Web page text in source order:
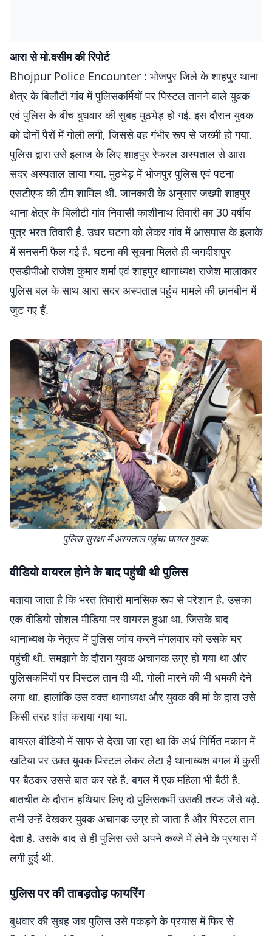
आरा से मो.वसीम की रिपोर्ट
Bhojpur Police Encounter : भोजपुर जिले के शाहपुर थाना
क्षेत्र के बिलौटी गांव में पुलिसकर्मियों पर पिस्टल तानने वाले युवक
एवं पुलिस के बीच बुधवार की सुबह मुठभेड़ हो गई. इस दौरान युवक
को दोनों पैरों में गोली लगी, जिससे वह गंभीर रूप से जख्मी हो गया.
पुलिस द्वारा उसे इलाज के लिए शाहपुर रेफरल अस्पताल से आरा
सदर अस्पताल लाया गया. मुठभेड़ में भोजपुर पुलिस एवं पटना
एसटीएफ की टीम शामिल थी. जानकारी के अनुसार जख्मी शाहपुर
थाना क्षेत्र के बिलौटी गांव निवासी काशीनाथ तिवारी का 30 वर्षीय
पुत्र भरत तिवारी है. उधर घटना को लेकर गांव में आसपास के इलाके
में सनसनी फैल गई है. घटना की सूचना मिलते ही जगदीशपुर
एसडीपीओ राजेश कुमार शर्मा एवं शाहपुर थानाध्यक्ष राजेश मालाकार
पुलिस बल के साथ आरा सदर अस्पताल पहुंच मामले की छानबीन में
जुट गए हैं.
पुलिस सुरक्षा में अस्पताल पहुंचा घायल युवक.
वीडियो वायरल होने के बाद पहुंची थी पुलिस
बताया जाता है कि भरत तिवारी मानसिक रूप से परेशान है. उसका
एक वीडियो सोशल मीडिया पर वायरल हुआ था. जिसके बाद
थानाध्यक्ष के नेतृत्व में पुलिस जांच करने मंगलवार को उसके घर
पहुंची थी. समझाने के दौरान युवक अचानक उग्र हो गया था और
पुलिसकर्मियों पर पिस्टल तान दी थी. गोली मारने की भी धमकी देने
लगा था. हालांकि उस वक्त थानाध्यक्ष और युवक की मां के द्वारा उसे
किसी तरह शांत कराया गया था.
वायरल वीडियो में साफ से देखा जा रहा था कि अर्ध निर्मित मकान में
खटिया पर उक्त युवक पिस्टल लेकर लेटा है थानाध्यक्ष बगल में कुर्सी
पर बैठकर उससे बात कर रहे है. बगल में एक महिला भी बैठी है.
बातचीत के दौरान हथियार लिए दो पुलिसकर्मी उसकी तरफ जैसे बढ़े.
तभी उन्हें देखकर युवक अचानक उग्र हो जाता है और पिस्टल तान
देता है. उसके बाद से ही पुलिस उसे अपने कब्जे में लेने के प्रयास में
लगी हुई थी.
पुलिस पर की ताबड़तोड़ फायरिंग
बुधवार की सुबह जब पुलिस उसे पकड़ने के प्रयास में फिर से